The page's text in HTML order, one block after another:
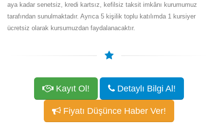
aya kadar senetsiz, kredi kartsız, kefilsiz taksit imkânı kurumumuz
tarafından sunulmaktadır. Ayrıca 5 kişilik toplu katılımda 1 kursiyer
ücretsiz olarak kursumuzdan faydalanacaktır.
Kayıt Ol! Detaylı Bilgi Al!
Fiyatı Düşünce Haber Ver!